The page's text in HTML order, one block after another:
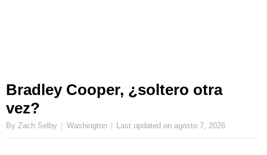
Bradley Cooper, ¿soltero otra
vez?
By Zach Selby Washington Last updated onagosto 7, 2026